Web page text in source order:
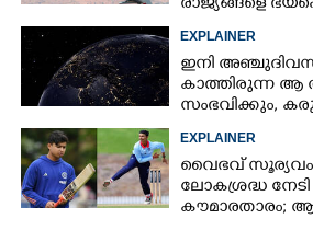
രാജ്യങ്ങളെ
EXPLAINER
ഇനി
കാത്തിരുന്ന ആ
സംഭവിക്കും,
EXPLAINER
വൈഭവ്
ലോകശ്രദ്ധ
കൗമാരതാരം;
Share this link